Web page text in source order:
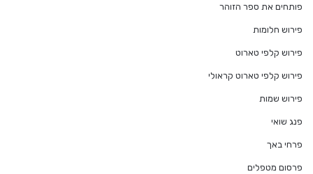
פותחים את ספר הזוהר
פירוש חלומות
פירוש קלפי טארוט
פירוש קלפי טארוט קראולי
פירוש שמות
פנג שואי
פרחי באך
פרסום מטפלים